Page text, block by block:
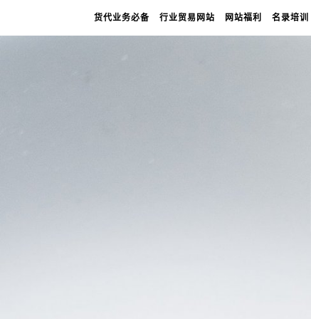
货代业务必备 行业贸易网站 网站福利 名录培训